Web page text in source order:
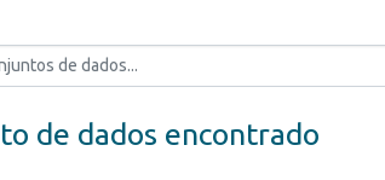
de dados encontrado